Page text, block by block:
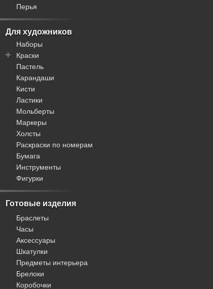
Плетеные
Замша / велюр
Кожа
Синтетика
Перья
Для художников
Наборы
Краски
HOBRUK
Olki
Pentart
Белые Ночи
Декола
Ладога
Мастер-класс
Русская живопись
Сонет
Цветик
Я-Художник
Акварель
Акрил
Пастель
Карандаши
Кисти
Ластики
Мольберты
Маркеры
Холсты
Раскраски по номерам
Бумага
Инструменты
Фигурки
Готовые изделия
Браслеты
Часы
Аксессуары
Шкатулки
Предметы интерьера
Брелоки
Коробочки